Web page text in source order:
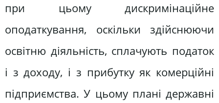
при цьому дискримінаційне
оподаткування, оскільки здійснюючи
освітню діяльність, сплачують податок
і з доходу, і з прибутку як комерційні
підприємства. У цьому плані державні